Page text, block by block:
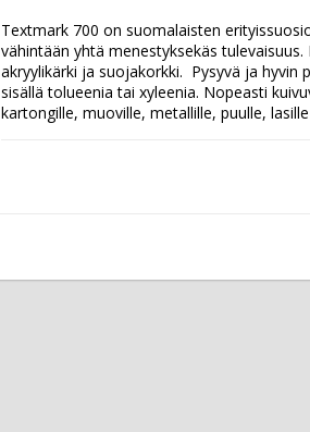
Textmark 700 on suomalaisten
vähintään yhtä menestyksekäs
akryylikärki ja suojakorkki.  Pysyvä ja
sisällä tolueenia tai xyleenia. Nopeasti
kartongille, muoville, metallille, puulle,